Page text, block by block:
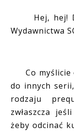
Hej, hej!
Wydawnictwa
Co myślicie
do innych
rodzaju
zwłaszcza
żeby odcinać